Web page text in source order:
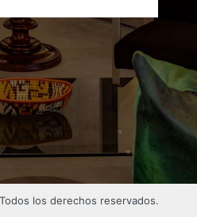
los derechos reservados.